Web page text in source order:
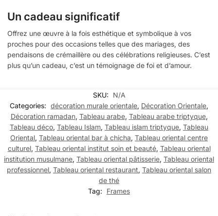
Un cadeau significatif
Offrez une œuvre à la fois esthétique et symbolique à vos
proches pour des occasions telles que des mariages, des
pendaisons de crémaillère ou des célébrations religieuses. C’est
plus qu’un cadeau, c’est un témoignage de foi et d’amour.
SKU:
N/A
Categories: décoration murale orientale, Décoration Orientale,
Décoration ramadan, Tableau arabe, Tableau arabe triptyque,
Tableau déco, Tableau Islam, Tableau islam triptyque, Tableau
Oriental, Tableau oriental bar à chicha, Tableau oriental centre
culturel, Tableau oriental institut soin et beauté, Tableau oriental
institution musulmane, Tableau oriental pâtisserie, Tableau oriental
professionnel, Tableau oriental restaurant, Tableau oriental salon
de thé
Tag:
Frames